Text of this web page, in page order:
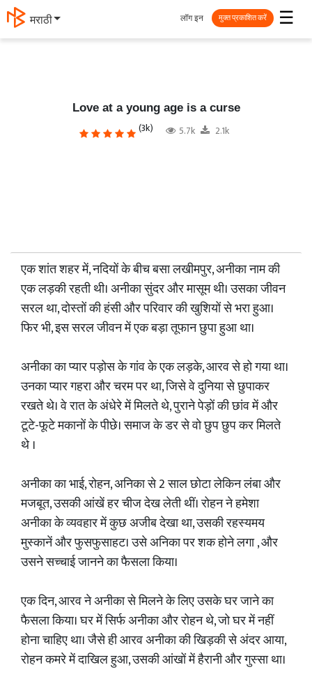
मराठी ☰
लॉग इन मुक्त प्रकाशित करें
Love at a young age is a curse
(3k) 5.7k 2.1k
एक शांत शहर में, नदियों के बीच बसा लखीमपुर, अनीका नाम की
एक लड़की रहती थी। अनीका सुंदर और मासूम थी। उसका जीवन
सरल था, दोस्तों की हंसी और परिवार की खुशियों से भरा हुआ।
फिर भी, इस सरल जीवन में एक बड़ा तूफान छुपा हुआ था।
अनीका का प्यार पड़ोस के गांव के एक लड़के, आरव से हो गया था।
उनका प्यार गहरा और चरम पर था, जिसे वे दुनिया से छुपाकर
रखते थे। वे रात के अंधेरे में मिलते थे, पुराने पेड़ों की छांव में और
टूटे-फूटे मकानों के पीछे। समाज के डर से वो छुप छुप कर मिलते
थे ।
अनीका का भाई, रोहन, अनिका से 2 साल छोटा लेकिन लंबा और
मजबूत, उसकी आंखें हर चीज देख लेती थीं। रोहन ने हमेशा
अनीका के व्यवहार में कुछ अजीब देखा था, उसकी रहस्यमय
मुस्कानें और फुसफुसाहट। उसे अनिका पर शक होने लगा , और
उसने सच्चाई जानने का फैसला किया।
एक दिन, आरव ने अनीका से मिलने के लिए उसके घर जाने का
फैसला किया। घर में सिर्फ अनीका और रोहन थे, जो घर में नहीं
होना चाहिए था। जैसे ही आरव अनीका की खिड़की से अंदर आया,
रोहन कमरे में दाखिल हुआ, उसकी आंखों में हैरानी और गुस्सा था।